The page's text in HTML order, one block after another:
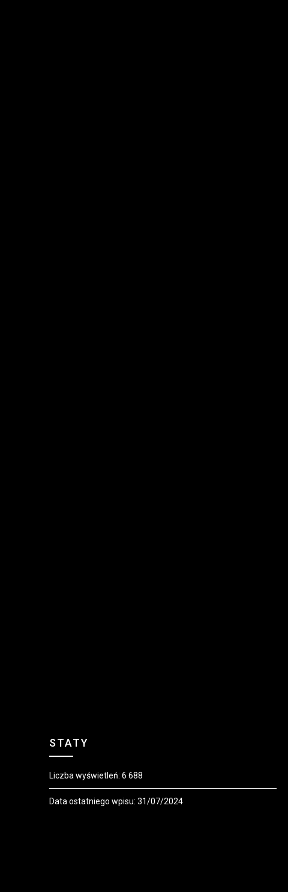
STATY
Liczba wyświetleń: 6 688
Data ostatniego wpisu: 31/07/2024